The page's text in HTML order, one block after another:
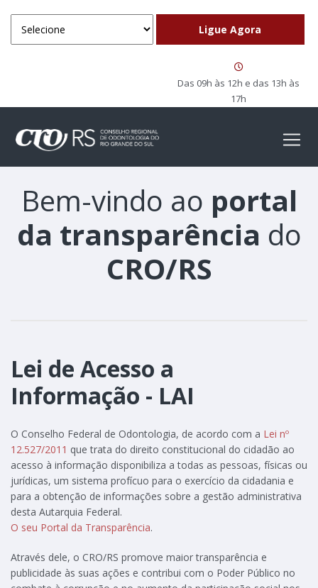
Das 09h às 12h e das 13h às
17h
Bem-vindo ao portal
da transparência do
CRO/RS
Lei de Acesso a
Informação - LAI
O Conselho Federal de Odontologia, de acordo com a Lei nº
12.527/2011 que trata do direito constitucional do cidadão ao
acesso à informação disponibiliza a todas as pessoas, físicas ou
jurídicas, um sistema profícuo para o exercício da cidadania e
para a obtenção de informações sobre a gestão administrativa
desta Autarquia Federal.
O seu Portal da Transparência.
Através dele, o CRO/RS promove maior transparência e
publicidade às suas ações e contribui com o Poder Público no